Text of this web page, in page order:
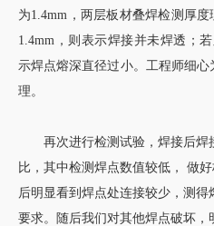
为1.4mm，两层板材叠焊检测厚
1.4mm，则表示焊接并未焊透；
示焊点熔深直径过小。工程师细
理。
再次进行检测试验，焊接后
比，其中检测焊点数值较低， 做
后明显看到焊点处连接较少，测
要求。随后我们对其他焊点破坏